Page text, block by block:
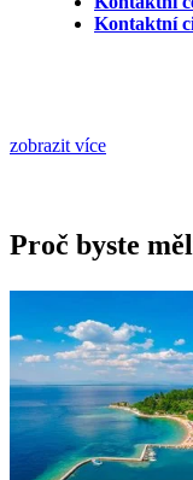
Kontaktní
zobrazit více
Proč byste